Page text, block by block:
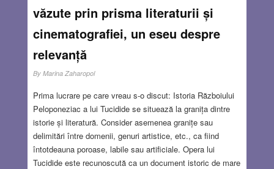
văzute prin prisma literaturii și
cinematografiei, un eseu despre
relevanță
By Marina Zaharopol
Prima lucrare pe care vreau s-o discut: Istoria Războiului
Peloponeziac a lui Tucidide se situează la granița dintre
istorie și literatură. Consider asemenea granițe sau
delimitări între domenii, genuri artistice, etc., ca fiind
întotdeauna poroase, labile sau artificiale. Opera lui
Tucidide este recunoscută ca un document istoric de mare